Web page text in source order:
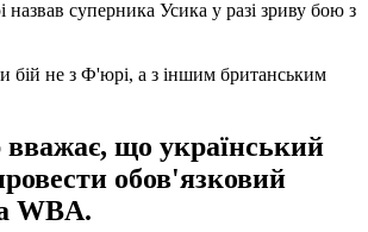
бій не з Ф'юрі, а з іншим британським
що український
обов'язковий
WBA.